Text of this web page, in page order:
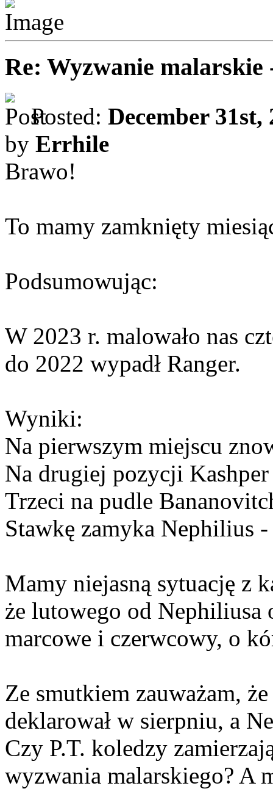
Re: Wyzwanie malarskie
Posted: December
by Errhile
Brawo!
To mamy zamknięty
Podsumowując:
W 2023 r. malowało nas
do 2022 wypadł Ranger.
Wyniki:
Na pierwszym miejscu
Na drugiej pozycji
Trzeci na pudle
Stawkę zamyka Nephilius
Mamy niejasną sytuację z
że lutowego od Nephiliusa
marcowe i czerwcowy, o
Ze smutkiem zauważam,
deklarował w sierpniu, a
Czy P.T. koledzy
wyzwania malarskiego? A